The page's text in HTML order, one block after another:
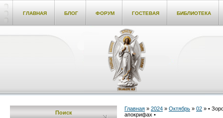
ГЛАВНАЯ БЛОГ ФОРУМ ГОСТЕВАЯ БИБЛИОТЕКА
Поиск
Главная » 2024 » Октябрь » 02 » •
апокрифах •